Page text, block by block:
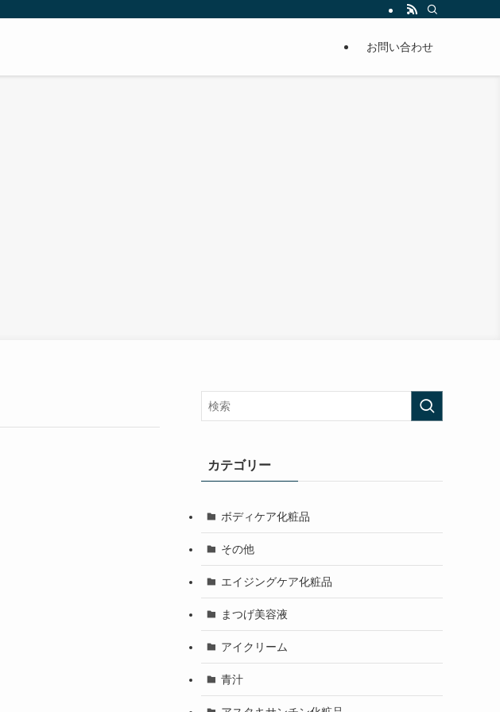
お問い合わせ
カテゴリー
ボディケア化粧品
その他
エイジングケア化粧品
まつげ美容液
アイクリーム
青汁